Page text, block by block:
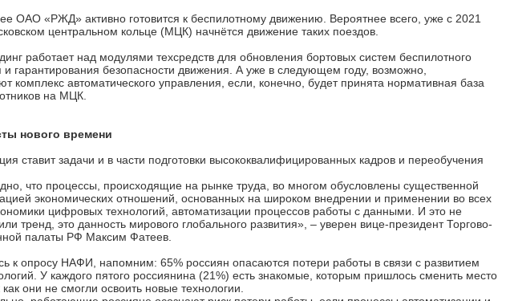
ОАО «РЖД» активно готовится к беспилотному движению. Вероятнее всего, уже с 2021
центральном кольце (МЦК) начнётся движение таких поездов.
работает над модулями техсредств для обновления бортовых систем беспилотного
и гарантирования безопасности движения. А уже в следующем году, возможно,
комплекс автоматического управления, если, конечно, будет принята нормативная база
на МЦК.
нового времени
ставит задачи и в части подготовки высококвалифицированных кадров и переобучения
что процессы, происходящие на рынке труда, во многом обусловлены существенной
экономических отношений, основанных на широком внедрении и применении во всех
цифровых технологий, автоматизации процессов работы с данными. И это не
тренд, это данность мирового глобального развития», – уверен вице-президент Торгово-
палаты РФ Максим Фатеев.
к опросу НАФИ, напомним: 65% россиян опасаются потери работы в связи с развитием
У каждого пятого россиянина (21%) есть знакомые, которым пришлось сменить место
они не смогли освоить новые технологии.